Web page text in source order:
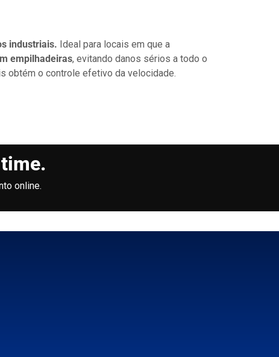
industriais. Ideal para locais em que a
empilhadeiras, evitando danos sérios a todo o
obtém o controle efetivo da velocidade.
online.